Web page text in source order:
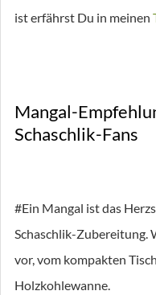
ist erfährst Du in meinen
Mangal-
Schaschlik-Fans
#Ein Mangal ist das
Schaschlik-Zubereitung.
vor, vom kompakten
Holzkohlewanne.